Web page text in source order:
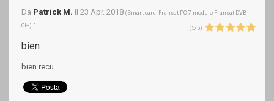
Da Patrick M. il 23 Apr. 2018 ( Smart card. Fransat PC 7, modulo Fransat DVB-
CI+) : ( 5/5)
bien
bien recu